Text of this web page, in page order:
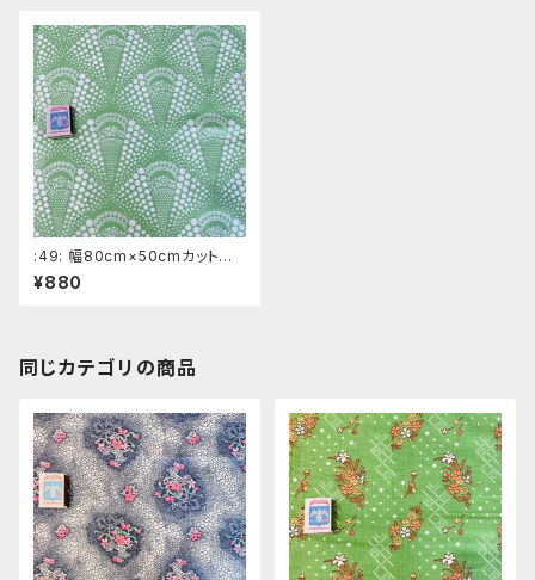
:49: 幅80cm×50cmカット
『水玉』 きみどり系ロシアの昔
の布 デッドストック ソビエト
¥880
同じカテゴリの商品